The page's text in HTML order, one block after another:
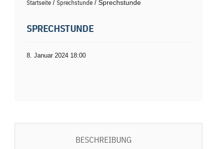
Startseite / Sprechstunde / Sprechstunde
SPRECHSTUNDE
8. Januar 2024 18:00
BESCHREIBUNG